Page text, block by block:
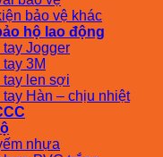
bảo vệ khác
hộ lao động
tay Jogger
3M
tay len sợi
tay Hàn – chịu nhiệt
nhựa